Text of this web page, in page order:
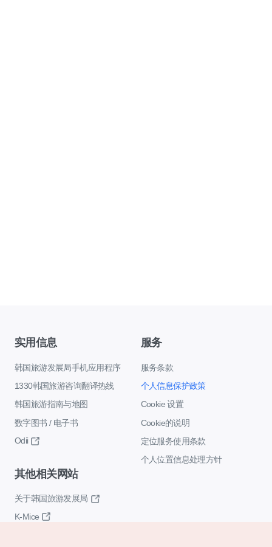
实用信息
韩国旅游发展局手机应用程序
1330韩国旅游咨询翻译热线
韩国旅游指南与地图
数字图书 / 电子书
Odii
服务
服务条款
个人信息保护政策
Cookie 设置
Cookie的说明
定位服务使用条款
个人位置信息处理方针
其他相关网站
关于韩国旅游发展局
K-Mice